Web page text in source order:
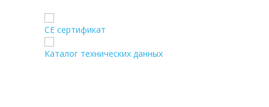
CE сертификат
Каталог технических данных